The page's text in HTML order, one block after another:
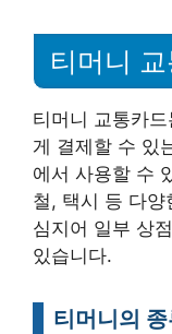
티머니
티머니 교통카
게 결제할 수 있
에서 사용할 수
철, 택시 등 다
심지어 일부 상
있습니다.
티머니의